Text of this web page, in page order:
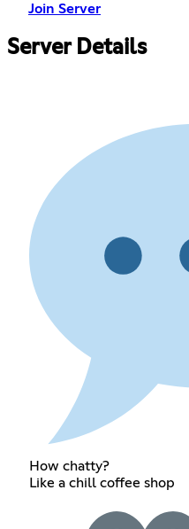
Join Server
Server Details
How chatty?
Like a chill coffee shop